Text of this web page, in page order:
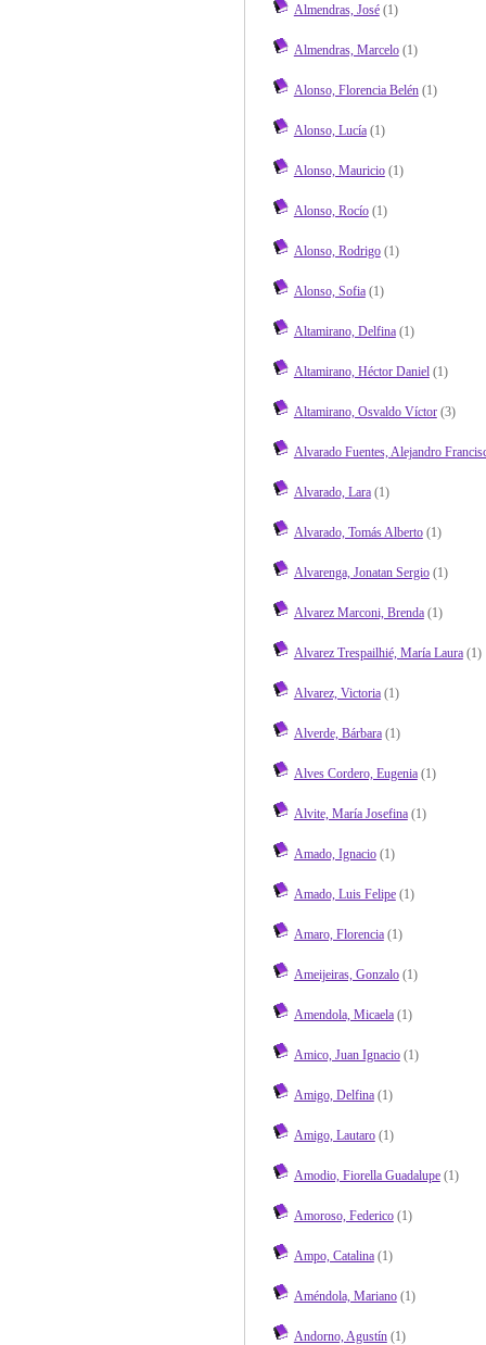
Almendras, José(1)
Almendras, Marcelo(1)
Alonso, Florencia Belén(1)
Alonso, Lucía(1)
Alonso, Mauricio(1)
Alonso, Rocío(1)
Alonso, Rodrigo(1)
Alonso, Sofia(1)
Altamirano, Delfina(1)
Altamirano, Héctor Daniel(1)
Altamirano, Osvaldo Víctor(3)
Alvarado Fuentes, Alejandro
Alvarado, Lara(1)
Alvarado, Tomás Alberto(1)
Alvarenga, Jonatan Sergio(1)
Alvarez Marconi, Brenda(1)
Alvarez Trespailhié, María Laura(1)
Alvarez, Victoria(1)
Alverde, Bárbara(1)
Alves Cordero, Eugenia(1)
Alvite, María Josefina(1)
Amado, Ignacio(1)
Amado, Luis Felipe(1)
Amaro, Florencia(1)
Ameijeiras, Gonzalo(1)
Amendola, Micaela(1)
Amico, Juan Ignacio(1)
Amigo, Delfina(1)
Amigo, Lautaro(1)
Amodio, Fiorella Guadalupe(1)
Amoroso, Federico(1)
Ampo, Catalina(1)
Améndola, Mariano(1)
Andorno, Agustín(1)